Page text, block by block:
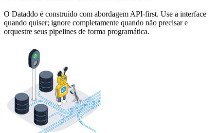
O Dataddo é construído com abordagem API-first. Use a interface
quando quiser; ignore completamente quando não precisar e
orquestre seus pipelines de forma programática.